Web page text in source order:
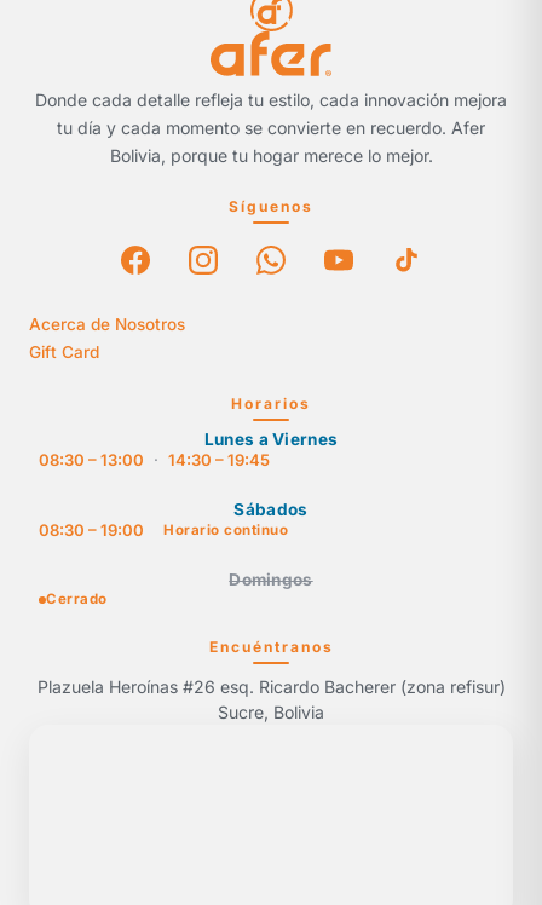
Donde cada detalle refleja tu estilo, cada innovación mejora
tu día y cada momento se convierte en recuerdo. Afer
Bolivia, porque tu hogar merece lo mejor.
Síguenos
Acerca de Nosotros
Gift Card
Horarios
Lunes a Viernes
08:30 – 13:00
· 14:30 – 19:45
Sábados
08:30 – 19:00
Horario continuo
Domingos
Cerrado
Encuéntranos
Plazuela Heroínas #26 esq. Ricardo Bacherer (zona refisur)
Sucre, Bolivia